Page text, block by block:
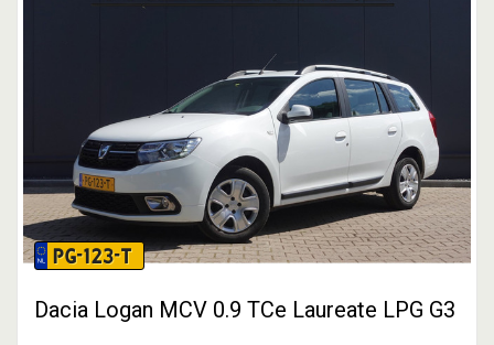
PG-123-T
Dacia Logan MCV 0.9 TCe Laureate LPG G3